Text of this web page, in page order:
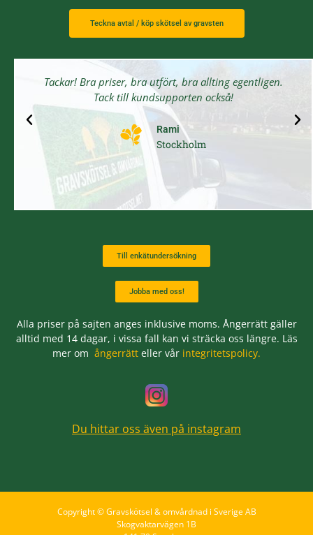
Teckna avtal / köp skötsel av gravsten
Tackar! Bra priser, bra utfört, bra allting egentligen.
Tack till kundsupporten också!
Rami
Stockholm
Till enkätundersökning
Jobba med oss!
Alla priser på sajten anges inklusive moms. Ångerrätt gäller
alltid med 14 dagar, i vissa fall kan vi sträcka oss längre. Läs
mer om ångerrätt eller vår integritetspolicy.
Du hittar oss även på instagram
Copyright © Gravskötsel & omvårdnad i Sverige AB
Skogvaktarvägen 1B